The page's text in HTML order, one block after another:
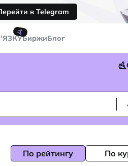
в Telegram
🤙
БиржиБлог
По рейтингу По